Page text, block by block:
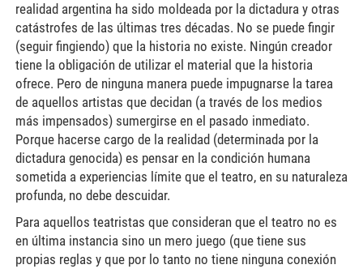
realidad argentina ha sido moldeada por la dictadura y otras
catástrofes de las últimas tres décadas. No se puede fingir
(seguir fingiendo) que la historia no existe. Ningún creador
tiene la obligación de utilizar el material que la historia
ofrece. Pero de ninguna manera puede impugnarse la tarea
de aquellos artistas que decidan (a través de los medios
más impensados) sumergirse en el pasado inmediato.
Porque hacerse cargo de la realidad (determinada por la
dictadura genocida) es pensar en la condición humana
sometida a experiencias límite que el teatro, en su naturaleza
profunda, no debe descuidar.
Para aquellos teatristas que consideran que el teatro no es
en última instancia sino un mero juego (que tiene sus
propias reglas y que por lo tanto no tiene ninguna conexión